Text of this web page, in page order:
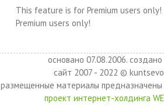
This feature is for Premium users only!
Premium users only!
основано 07.08.2006.
сайт 2007 - 2022 ©
размещенные материалы
проект интернет-холдинга